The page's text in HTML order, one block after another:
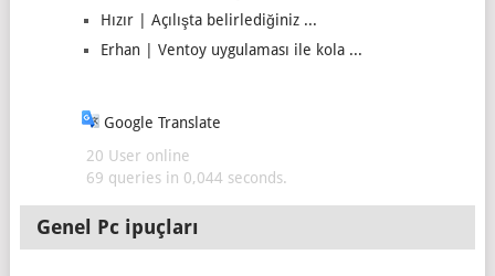
Hızır | Açılışta belirlediğiniz ...
Erhan | Ventoy uygulaması ile kola ...
Google Translate
20 User online
69 queries in 0,044 seconds.
Genel Pc ipuçları